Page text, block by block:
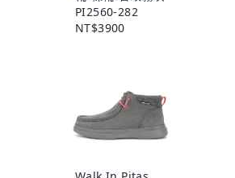
PI2560-282
NT$3900